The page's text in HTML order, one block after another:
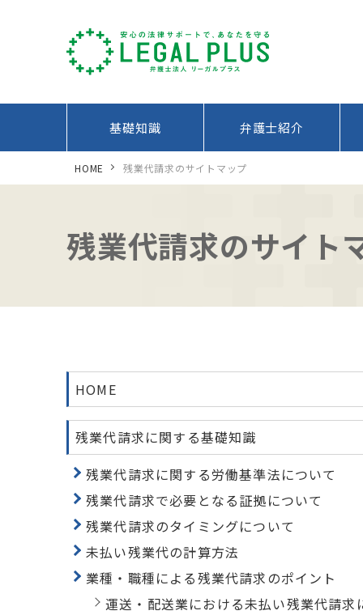
基礎知識 弁護士紹介
HOME 残業代請求のサイトマップ
残業代請求のサイト
HOME
残業代請求に関する基礎知識
残業代請求に関する労働基準法について
残業代請求で必要となる証拠について
残業代請求のタイミングについて
未払い残業代の計算方法
業種・職種による残業代請求のポイント
運送・配送業における未払い残業代請求